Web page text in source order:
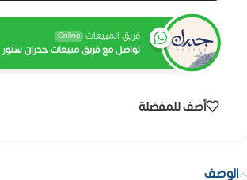
فريق المبيعات Online
تواصل مع فريق مبيعات جدران ستور
أضف للمفضلة
الوصف